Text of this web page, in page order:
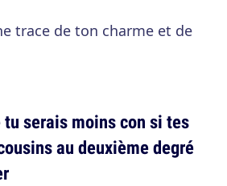
trace de ton charme et de
serais moins con si tes
au deuxième degré